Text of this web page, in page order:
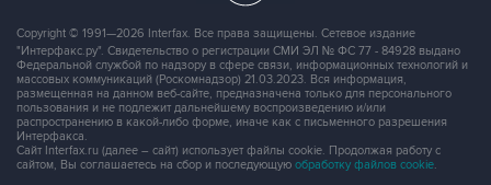
Copyright © 1991—2026 Interfax. Все права защищены. Сетевое издание
"Интерфакс.ру". Свидетельство о регистрации СМИ ЭЛ № ФС 77 - 84928 выдано
Федеральной службой по надзору в сфере связи, информационных технологий и
массовых коммуникаций (Роскомнадзор) 21.03.2023. Вся информация,
размещенная на данном веб-сайте, предназначена только для персонального
пользования и не подлежит дальнейшему воспроизведению и/или
распространению в какой-либо форме, иначе как с письменного разрешения
Интерфакса.
Сайт Interfax.ru (далее – сайт) использует файлы cookie. Продолжая работу с
сайтом, Вы соглашаетесь на сбор и последующую обработку файлов cookie.